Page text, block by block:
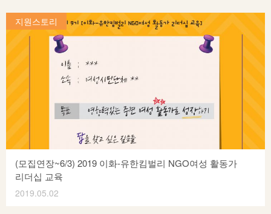
소모임으로 시작되어, 지역의 2030 청년페미니스트를 중심으로
구성되었습니다. 더 많은 지역 여성들과 페미니즘에 대해 함게
목소리를 내고자 활동하며, 행동하는 여성운동을 지향하고
있습니다. 행동하는 페미니스트<행페>는 한국여성재단
<2019년 성평등사회조성사업 – 차세대 여성운동 활성화
> 부문으로 <페미 찾아 삼만리!> 사업을 진행합니다. <페미 찾아
삼만리>는 지역 내 세대별 페미니스트들 간의 대화와 소통의
자리를 마련하여, 소통의 부재에서 발생하는 오해와 갈등
해소하고 서로의 생각을 공유하는 시간을 가지고자 합니다.
또한, 지역 내(충북지역) 페미니스트들을 발굴하고, 이들의
역량을 강화하여, 페미니스트들의 다양한 목소리를 하나로 모아
더 큰 목소리를 내고자 합니다. 관심있는 페미니스트들의
지원스토리
(모집연장~6/3) 2019 이화-유한킴벌리 NGO여성 활동가
리더십 교육
2019.05.02